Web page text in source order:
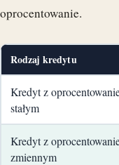
oprocentowanie.
Rodzaj kredytu
Kredyt z
stałym
Kredyt z
zmiennym